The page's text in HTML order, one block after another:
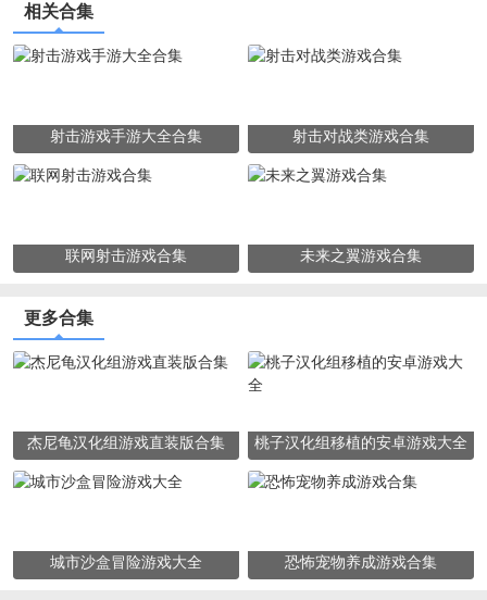
相关合集
射击游戏手游大全合集 射击对战类游戏合集
联网射击游戏合集 未来之翼游戏合集
更多合集
杰尼龟汉化组游戏直装版合集 桃子汉化组移植的安卓游戏大全
城市沙盒冒险游戏大全 恐怖宠物养成游戏合集